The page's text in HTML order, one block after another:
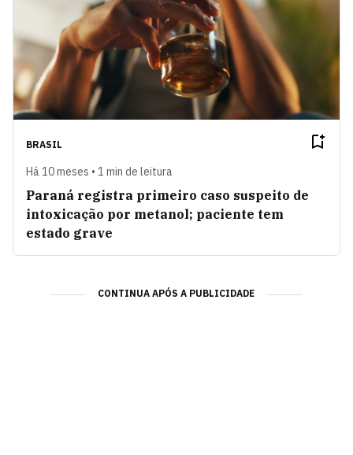
BRASIL
Há 10 meses • 1 min de leitura
Paraná registra primeiro caso suspeito de
intoxicação por metanol; paciente tem
estado grave
CONTINUA APÓS A PUBLICIDADE